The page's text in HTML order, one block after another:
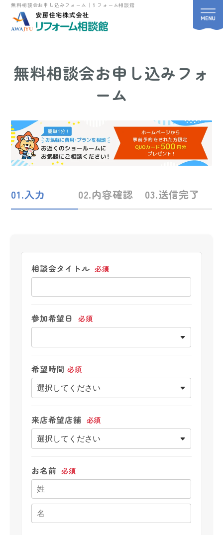
無料相談会お申し込みフォーム｜リフォーム相談館
無料相談会お申し込みフォ
ーム
01.入力 02.内容確認 03.送信完了
相談会タイトル 必須
参加希望日 必須
希望時間 必須
来店希望店舗 必須
お名前 必須